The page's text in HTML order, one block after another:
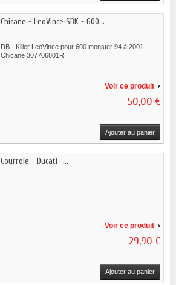
Chicane - LeoVince SBK - 600...
DB - Killer LeoVince pour 600 monster 94 à 2001
Chicane 307706801R
Voir ce produit
50,00 €
Ajouter au panier
Courroie - Ducati -...
Voir ce produit
29,90 €
Ajouter au panier